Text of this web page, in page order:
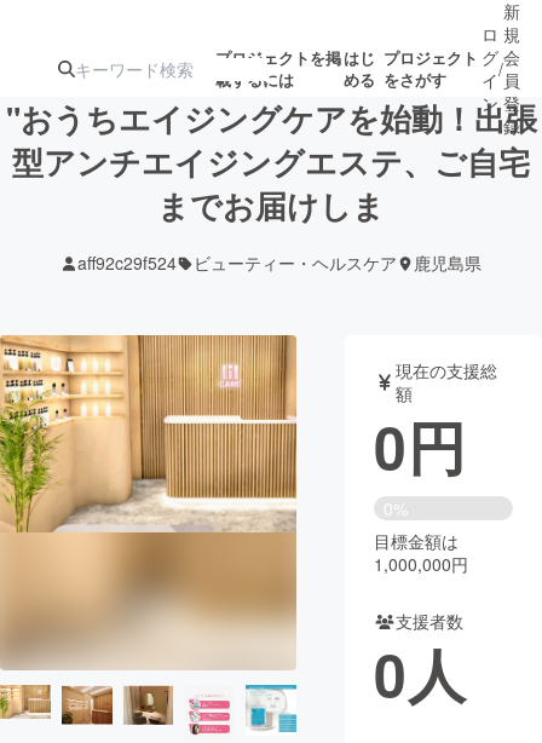
プロジェクトを掲
載するには
はじ
める
プロジェクト
をさがす
注目のリ 注目の新着プロ募集終了が近いプ
ロジェクト
テクノロジー・ガジェット
映像・映画 書籍・雑誌
ビジネス・起業 チャレンジ
まちづくり・地域活性化
CAMPFIRE for Social Good CAMPFIRE Creation
CAMPFIREふるさと納税machi-ya コミュニティ
ロ
グ
イ
ン
/
新
規
会
員
登
録
"おうちエイジングケアを始動！出張
型アンチエイジングエステ、ご自宅
までお届けしま
aff92c29f524 ビューティー・ヘルスケア 鹿児島県
現在の支援総
額
0円
0%
目標金額は
1,000,000円
支援者数
0人